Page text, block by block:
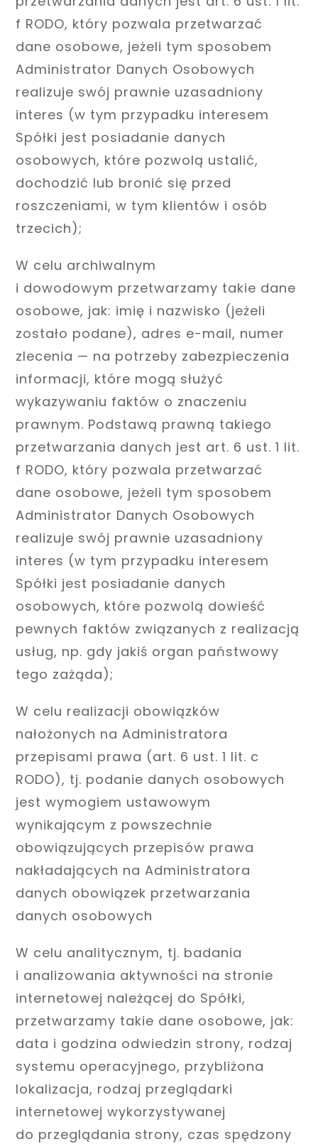
f RODO, który pozwala przetwarzać
dane osobowe, jeżeli tym sposobem
Administrator Danych Osobowych
realizuje swój prawnie uzasadniony
interes (w tym przypadku interesem
Spółki jest posiadanie danych
osobowych, które pozwolą ustalić,
dochodzić lub bronić się przed
roszczeniami, w tym klientów i osób
trzecich);
W celu archiwalnym
i dowodowym przetwarzamy takie dane
osobowe, jak: imię i nazwisko (jeżeli
zostało podane), adres e-mail, numer
zlecenia — na potrzeby zabezpieczenia
informacji, które mogą służyć
wykazywaniu faktów o znaczeniu
prawnym. Podstawą prawną takiego
przetwarzania danych jest art. 6 ust. 1 lit.
f RODO, który pozwala przetwarzać
dane osobowe, jeżeli tym sposobem
Administrator Danych Osobowych
realizuje swój prawnie uzasadniony
interes (w tym przypadku interesem
Spółki jest posiadanie danych
osobowych, które pozwolą dowieść
pewnych faktów związanych z realizacją
usług, np. gdy jakiś organ państwowy
tego zażąda);
W celu realizacji obowiązków
nałożonych na Administratora
przepisami prawa (art. 6 ust. 1 lit. c
RODO), tj. podanie danych osobowych
jest wymogiem ustawowym
wynikającym z powszechnie
obowiązujących przepisów prawa
nakładających na Administratora
danych obowiązek przetwarzania
danych osobowych
W celu analitycznym, tj. badania
i analizowania aktywności na stronie
internetowej należącej do Spółki,
przetwarzamy takie dane osobowe, jak:
data i godzina odwiedzin strony, rodzaj
systemu operacyjnego, przybliżona
lokalizacja, rodzaj przeglądarki
internetowej wykorzystywanej
do przeglądania strony, czas spędzony